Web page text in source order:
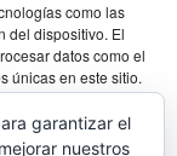
como las
del dispositivo. El
datos como el
únicas en este sitio.
negativamente a
×
garantizar el
nuestros